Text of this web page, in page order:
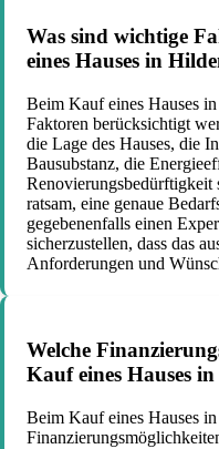
Was sind wichtige
eines Hauses in
Beim Kauf eines Hauses
Faktoren berücksichtigt
die Lage des Hauses, die
Bausubstanz, die
Renovierungsbedürftigkeit
ratsam, eine genaue
gegebenenfalls einen
sicherzustellen, dass das
Anforderungen und
Welche
Kauf eines Hauses
Beim Kauf eines Hauses